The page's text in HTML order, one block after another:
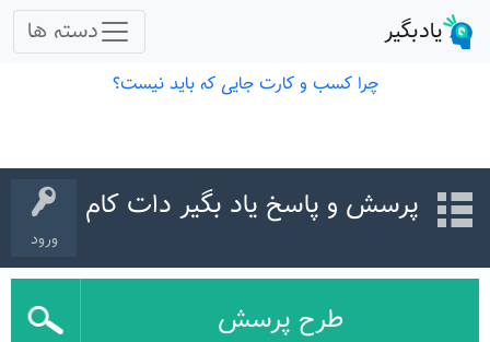
ورود
پرسش و پاسخ یاد بگیر دات کام
طرح پرسش